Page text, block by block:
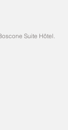
Suite Hôtel.